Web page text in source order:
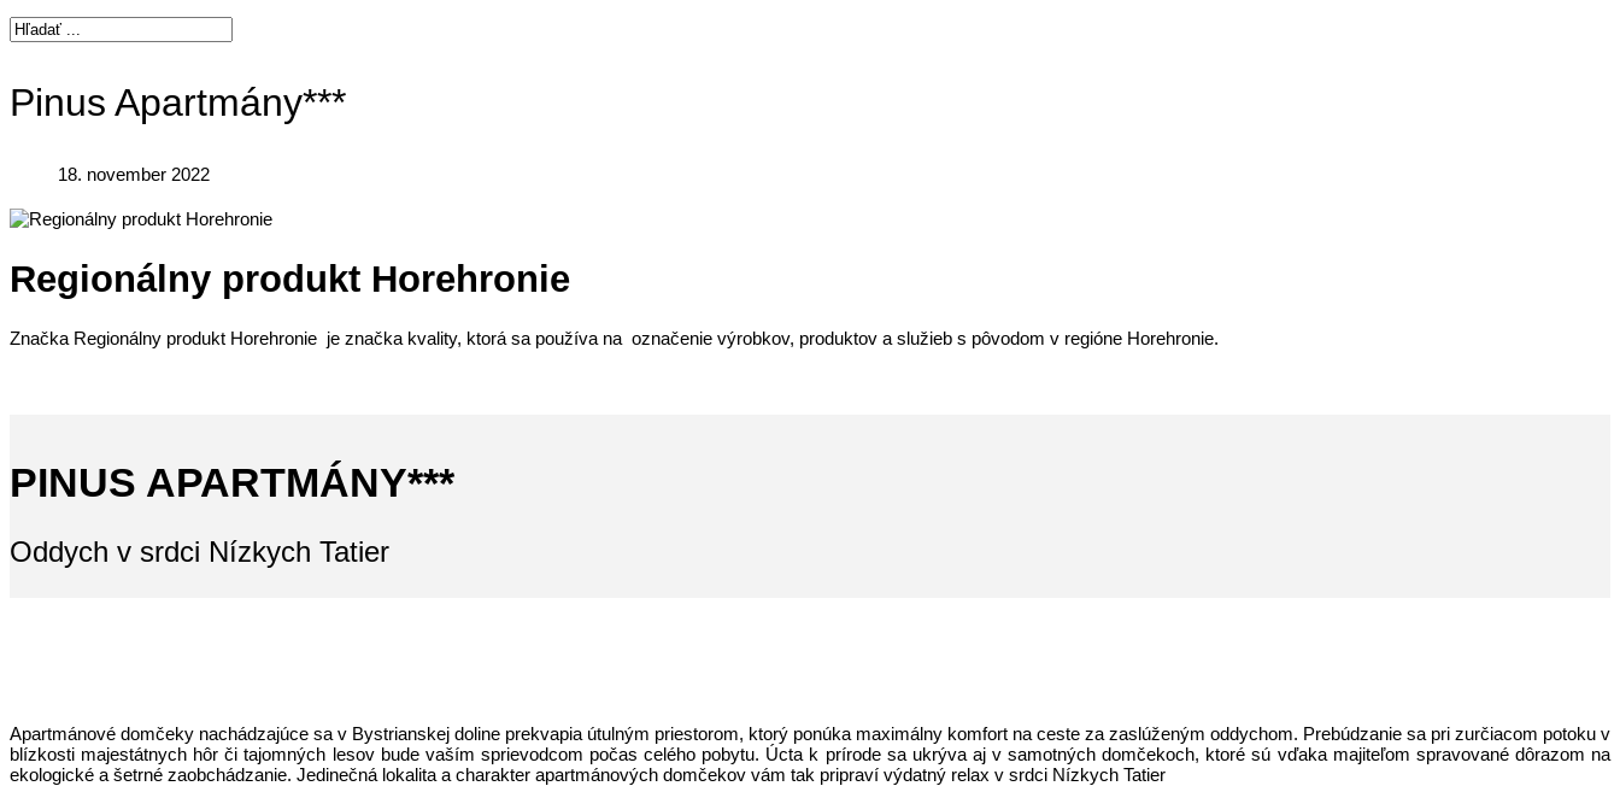
Pinus Apartmány***
18. november 2022
Regionálny produkt Horehronie
Značka Regionálny produkt Horehronie je značka kvality, ktorá sa používa na označenie výrobkov, produktov a služieb s pôvodom v regióne Horehronie.
PINUS APARTMÁNY***
Oddych v srdci Nízkych Tatier
Apartmánové domčeky nachádzajúce sa v Bystrianskej doline prekvapia útulným priestorom, ktorý ponúka maximálny komfort na ceste za zaslúženým oddychom. Prebúdzanie sa pri zurčiacom potoku v
blízkosti majestátnych hôr či tajomných lesov bude vaším sprievodcom počas celého pobytu. Úcta k prírode sa ukrýva aj v samotných domčekoch, ktoré sú vďaka majiteľom spravované dôrazom na
ekologické a šetrné zaobchádzanie. Jedinečná lokalita a charakter apartmánových domčekov vám tak pripraví výdatný relax v srdci Nízkych Tatier